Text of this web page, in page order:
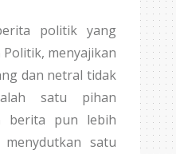
politik yang
menyajikan
dan netral tidak
satu pihan
berita pun lebih
satu